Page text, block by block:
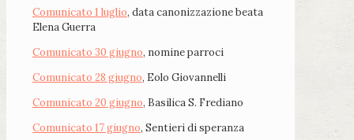
Comunicato 1 luglio, data canonizzazione beata
Elena Guerra
Comunicato 30 giugno, nomine parroci
Comunicato 28 giugno, Eolo Giovannelli
Comunicato 20 giugno, Basilica S. Frediano
Comunicato 17 giugno, Sentieri di speranza